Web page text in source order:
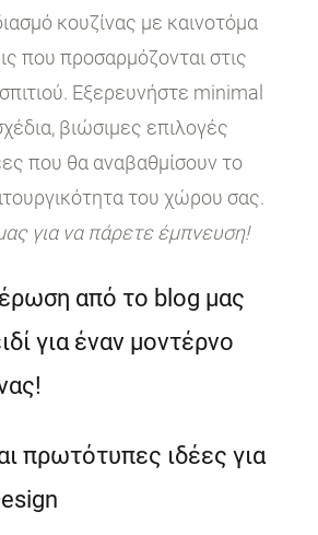
κουζίνας με καινοτόμα
που προσαρμόζονται στις
Εξερευνήστε minimal
βιώσιμες επιλογές
που θα αναβαθμίσουν το
του χώρου σας.
για να πάρετε έμπνευση!
από το blog μας
για έναν μοντέρνο
πρωτότυπες ιδέες για